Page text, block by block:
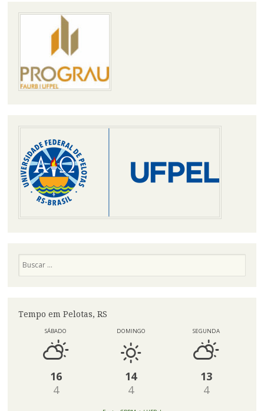
Tempo em Pelotas, RS
SÁBADO
16
4
DOMINGO
14
4
SEGUNDA
13
4